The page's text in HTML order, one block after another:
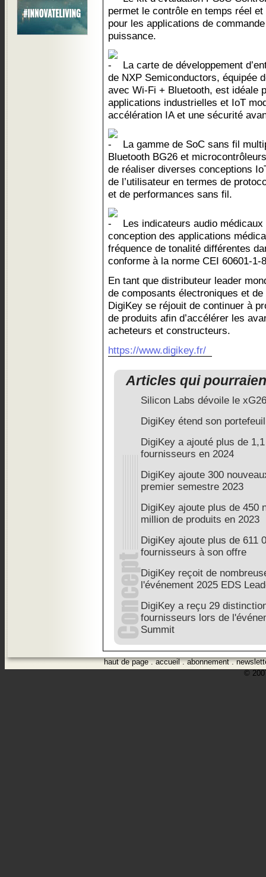
permet le contrôle en temps réel
pour les applications de
puissance.
La carte de développement
de NXP Semiconductors, équipée
avec Wi-Fi + Bluetooth, est idéale
applications industrielles et IoT
accélération IA et une sécurité
La gamme de SoC sans fil
Bluetooth BG26 et
de réaliser diverses conceptions
de l’utilisateur en termes de
et de performances sans fil.
Les indicateurs audio
conception des applications
fréquence de tonalité différentes
conforme à la norme CEI 60601-1-
En tant que distributeur leader
de composants électroniques et
DigiKey se réjouit de continuer à
de produits afin d’accélérer les
acheteurs et constructeurs.
https://www.digikey.fr/
Articles qui
Silicon Labs dévoile le xG26
DigiKey étend son
DigiKey a ajouté plus de
fournisseurs en 2024
DigiKey ajoute 300
premier semestre 2023
DigiKey ajoute plus de 450
million de produits en 2023
DigiKey ajoute plus de 611
fournisseurs à son offre
DigiKey reçoit de
l'événement 2025 EDS
DigiKey a reçu 29
fournisseurs lors de
Summit
haut de page.accueil.abonnement.
©